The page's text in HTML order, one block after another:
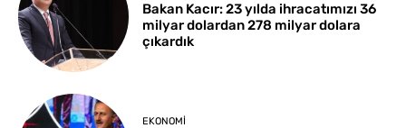
Bakan Kacır: 23 yılda ihracatımızı 36
milyar dolardan 278 milyar dolara
çıkardık
EKONOMI